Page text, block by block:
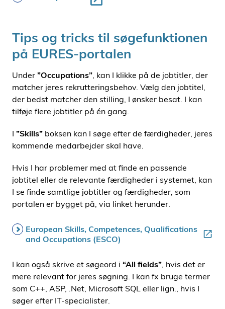
Tips og tricks til søgefunktionen
på EURES-portalen
Under ”Occupations”, kan I klikke på de jobtitler, der
matcher jeres rekrutteringsbehov. Vælg den jobtitel,
der bedst matcher den stilling, I ønsker besat. I kan
tilføje flere jobtitler på én gang.
I ”Skills” boksen kan I søge efter de færdigheder, jeres
kommende medarbejder skal have.
Hvis I har problemer med at finde en passende
jobtitel eller de relevante færdigheder i systemet, kan
I se finde samtlige jobtitler og færdigheder, som
portalen er bygget på, via linket herunder.
European Skills, Competences, Qualifications
and Occupations (ESCO)
I kan også skrive et søgeord i “All fields”, hvis det er
mere relevant for jeres søgning. I kan fx bruge termer
som C++, ASP, .Net, Microsoft SQL eller lign., hvis I
søger efter IT-specialister.